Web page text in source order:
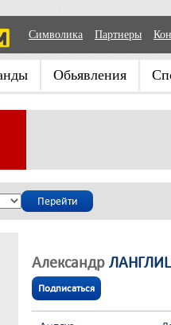
Символика Партнеры
Обьявления
Александр
Подписаться